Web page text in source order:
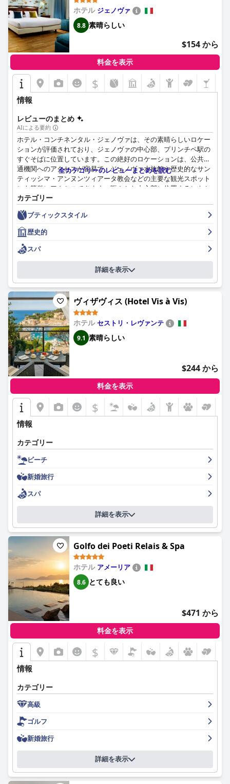
いと表現されることもあります。レストランのロマンチックな雰
囲気とディナーの際のプールサイドサービスは、好意的な評価を
受けています。食事の値段が高すぎる、またはサービスがもっと
訓練されているべきだと感じるゲストもいますが、夜のバーサー
ビスのスタッフがホテルでの食事の全体的な魅力に貢献していま
客室の宿泊施設は、さまざまな体験を提供します。ゲストは、美
しく広々とした快適な客室、多くは素晴らしい海の景色とバルコ
ニー付きで、魅力的な家具と卓越した寝具を備えていることを高
く評価しています。ただし、線路に近い一部の客室は騒音に悩ま
されており、特定エリアは古くなっているか、断熱とメンテナン
スが不十分であると指摘されています。これらの欠点にもかかわ
らず、歴史的な装飾、素敵な庭の小道、便利なロケーションは好
評で、海の見える客室は強くお勧めです。
インペリアーレ パレス ホテルは清潔さにおいて優れており、敷
地と敷地は一貫して非常に清潔で整頓されていると評価されてい
ます。ゲストは定期的なハウスキーピングサービスと手入れの行
き届いた庭園を高く評価しており、ホテルのメンテナンスに対す
る全体的な好印象に貢献しています。
インペリアーレ パレス ホテルのスタッフは、フレンドリーで丁
寧なサービスで頻繁に注目されており、特に特別な機会には、ゲ
ストに価値があり、特別な気分を与えています。レセプションか
らビーチクラブまで、スタッフの親切な性格とプロ意識が、サー
ビスの継続性に関するわずかな批判にもかかわらず、ホテルの豪
華なアメニティの魅力を高めています。
プールエリアは高く評価されており、温水海水プールと風光明媚
な庭園を通ってアクセスできるウォーターフロントラウンジエリ
アが特徴です。プライベートビーチも際立った特徴であり、バー
とレストランを備えた素晴らしい組織化された環境を提供し、全
体的なゲスト体験を向上させます。
全体として、インペリアーレ パレス ホテルは、歴史的な優雅さ
と最新のアップデートを素晴らしいロケーションと組み合わせて
おり、豪華な海辺の休暇に強くお勧めの目的地となっています。
ゲストは、一流のサービス、卓越した食事、豪華な宿泊施設、細
心の注意を払って維持された環境で迎えられ、豪華で思い出に残
る滞在が保証されます。
ホテル ジェノヴァ
8.8 素晴らしい
$154 から
料金を表示
$
情報
レビューのまとめ
AIによる要約
ホテル・コンチネンタル・ジェノヴァは、その素晴らしいロケー
ションが評価されており、ジェノヴァの中心部、プリンチペ駅の
すぐそばに位置しています。この絶好のロケーションは、公共交
通機関へのアクセスが容易で、ジェノヴァ水族館や歴史的なサン
ティッシマ・アンヌンツィアータ教会などの主要な観光スポット
にも簡単にアクセスできます。賑やかな中心部に位置するにもか
かわらず、ホテルは静かで快適な隠れ家を提供し、居心地の良い
防音対策の施された客室を備えています。
ホテル・コンチネンタル・ジェノヴァでの朝食体験は高く評価さ
れており、グルテンフリーやビーガンのオプションを含む多様な
選択肢を備えた豊富なビュッフェが特徴です。ゲストは、街と海
の素晴らしい景色を望む魅力的な屋上テラスで楽しめる、甘くて
風味豊かな贅沢なセレクションを特に評価しています。補充が遅
いという意見もありますが、全体的な評価としては、朝食が滞在
のハイライトであることが強調されています。
ホテル内のレストラン、特にトララレロ・トラットリアでの食事
は、伝統的なジェノヴァ料理と素晴らしいサービスで好意的なレ
ビューを受けています。ゲストは、無料のタパスが付いたドリン
クを提供する、館内レストランの楽しい雰囲気とスタイリッシュ
なバーを満喫しています。朝食の品揃えやシーフードの鮮度に関
する小さな批判もありますが、全体的に食事は楽しいものです。
ホテル・コンチネンタル・ジェノヴァの客室は、広々として美し
く装飾され、モダンな設備が整っているとよく言われます。ゲス
トは、快適さとエレガンスを高く評価し、安らかな滞在に貢献し
ています。客室の広さやバスルームの設備に関する批判もありま
すが、歴史的な魅力と細心の注意を払った改修が体験を向上させ
ています。
清潔さは際立った特徴であり、客室と共用エリアの両方が清潔に
保たれています。プロフェッショナルで丁寧な清掃スタッフが、
衛生的で居心地の良い環境を確保し、ゲストの全体的な体験をさ
ホテル・コンチネンタル・ジェノヴァのスタッフは、そのフレン
ドリーさ、親切さ、プロフェッショナルな態度で一貫して高い評
価を受けています。多言語に対応し、親切なスタッフは、ゲスト
の体験を大幅に向上させており、特に朝食のサービス管理やバレ
ットサービスの効率的な支援で賞賛されています。
ホテルのWiFiサービスについては、評価が分かれています。多く
のゲストは、優れた中断のない接続を報告していますが、一部の
ゲストは、特に高層階で速度が遅い、断続的なサービスなどの問
題を経験しています。
ホテルのスパ施設は、広範囲ではありませんが、清潔さとリラッ
クスできる雰囲気で好評です。ゲストは、スチームルーム、サウ
ナ、ジャグジーなどのアメニティを楽しんでおり、屋上ジャグジ
ーは、アクセスに追加料金がかかるにもかかわらず、人気があり
ジムは、その設備と機能性について好意的な評価を受けています
が、狭いと感じたり、清潔さの問題を指摘したりする人もいま
す。近くの姉妹ホテルにある、より大規模なジムへのアクセス
は、しばしば高く評価されています。
ホテルの駐車場は安全で便利で、多くのゲストがバレットサービ
スと広々とした駐車場を高く評価していますが、1泊25ユーロの
料金は高いと感じている人もいます。
家族連れにとって、ホテル・コンチネンタル・ジェノヴァは、広
くて快適な客室と、家族での体験を向上させる温かい雰囲気で、
快適に過ごせるホテルです。ホテルの魅力的な昔ながらの魅力
と、水族館などの観光スポットへの近さは、家族旅行に最適な選
択肢となっています。
全カテゴリーのレビューまとめを読む
カテゴリー
ブティックスタイル
歴史的
スパ
詳細を表示
ヴィザヴィス (Hotel Vis à Vis)
ホテルセストリ・レヴァンテ
9.1 素晴らしい
$244 から
料金を表示
$
情報
カテゴリー
ビーチ
新婚旅行
スパ
詳細を表示
Golfo dei Poeti Relais & Spa
ホテル アメーリア
8.6 とても良い
$471 から
料金を表示
$
情報
カテゴリー
高級
ゴルフ
新婚旅行
詳細を表示